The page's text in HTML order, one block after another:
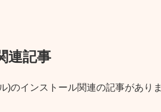
連記事
)のインストール関連の記事がありま